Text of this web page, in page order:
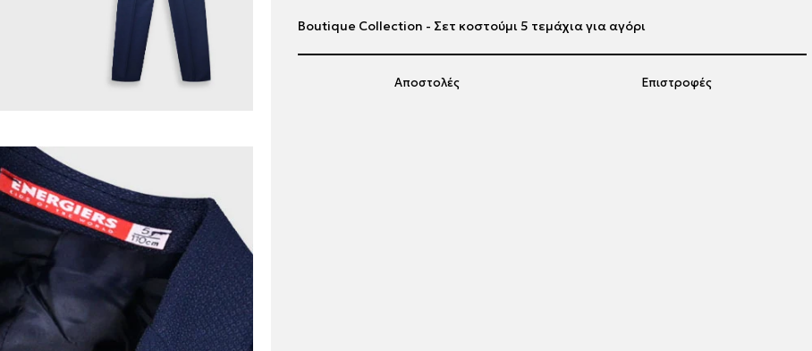
Αποστολές Επιστροφές
Boutique Collection - Σετ κοστούμι 5 τεμάχια για αγόρι